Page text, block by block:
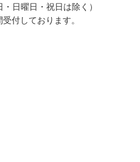
日曜日・祝日は除く）
付しております。